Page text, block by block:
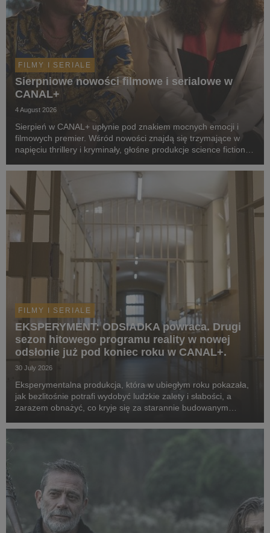
FILMY I SERIALE
Sierpniowe nowości filmowe i serialowe w
CANAL+
4 August 2026
Sierpień w CANAL+ upłynie pod znakiem mocnych emocji i
filmowych premier. Wśród nowości znajdą się trzymające w
napięciu thrillery i kryminały, głośne produkcje science fiction,
Widzowie zobaczą m.in. serial „Skażeni...
FILMY I SERIALE
EKSPERYMENT: ODSIADKA powraca. Drugi
sezon hitowego programu reality w nowej
odsłonie już pod koniec roku w CANAL+.
30 July 2026
Eksperymentalna produkcja, która w ubiegłym roku pokazała,
jak bezlitośnie potrafi wydobyć ludzkie zalety i słabości, a
zarazem obnażyć, co kryje się za starannie budowanym
razem za więzienne kraty trafią kobiety. ...